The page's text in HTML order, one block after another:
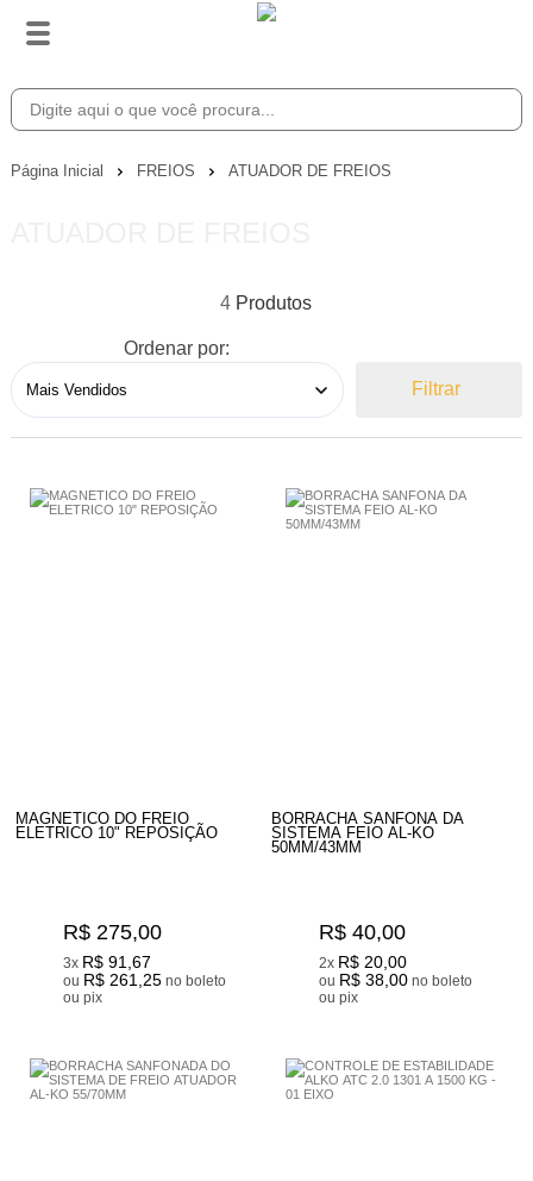
Página Inicial FREIOS ATUADOR DE FREIOS
4
Ordenar por:
Filtrar
MAGNETICO DO FREIO
ELETRICO 10" REPOSIÇÃO
R$ 275,00
3x R$ 91,67
ou R$ 261,25 no boleto
ou pix
BORRACHA SANFONA DA
SISTEMA FEIO AL-KO
50MM/43MM
R$ 40,00
2x R$ 20,00
ou R$ 38,00 no boleto
ou pix